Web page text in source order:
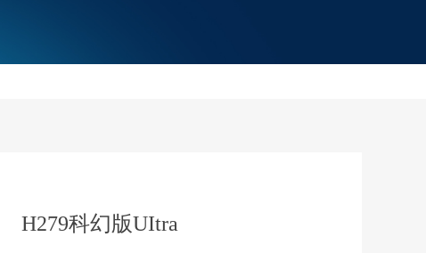
H279科幻版UItra